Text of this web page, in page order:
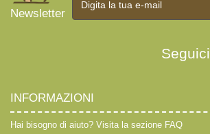
Newsletter
Seguici
INFORMAZIONI
Hai bisogno di aiuto? Visita la sezione FAQ